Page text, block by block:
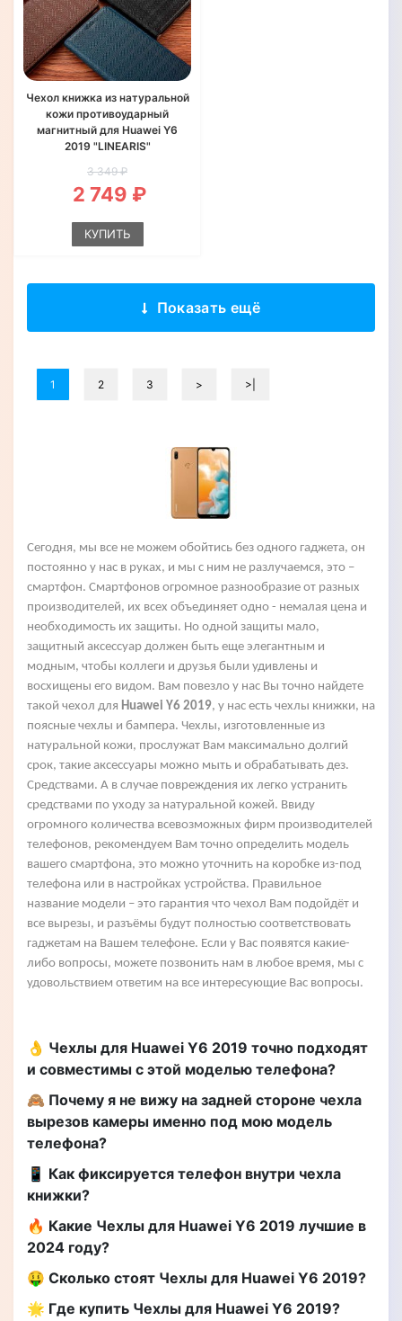
Чехол книжка из натуральной
кожи противоударный
магнитный для Huawei Y6
2019 "LINEARIS"
3 349 ₽
2 749 ₽
КУПИТЬ
Показать ещё
1 2 3 > >|
Сегодня, мы все не можем обойтись без одного гаджета, он
постоянно у нас в руках, и мы с ним не разлучаемся, это –
смартфон. Смартфонов огромное разнообразие от разных
производителей, их всех объединяет одно - немалая цена и
необходимость их защиты. Но одной защиты мало,
защитный аксессуар должен быть еще элегантным и
модным, чтобы коллеги и друзья были удивлены и
восхищены его видом. Вам повезло у нас Вы точно найдете
такой чехол для Huawei Y6 2019, у нас есть чехлы книжки, на
поясные чехлы и бампера. Чехлы, изготовленные из
натуральной кожи, прослужат Вам максимально долгий
срок, такие аксессуары можно мыть и обрабатывать дез.
Средствами. А в случае повреждения их легко устранить
средствами по уходу за натуральной кожей. Ввиду
огромного количества всевозможных фирм производителей
телефонов, рекомендуем Вам точно определить модель
вашего смартфона, это можно уточнить на коробке из-под
телефона или в настройках устройства. Правильное
название модели – это гарантия что чехол Вам подойдёт и
все вырезы, и разъёмы будут полностью соответствовать
гаджетам на Вашем телефоне. Если у Вас появятся какие-
либо вопросы, можете позвонить нам в любое время, мы с
удовольствием ответим на все интересующие Вас вопросы.
👌 Чехлы для Huawei Y6 2019 точно подходят
и совместимы с этой моделью телефона?
🙈 Почему я не вижу на задней стороне чехла
вырезов камеры именно под мою модель
телефона?
📱 Как фиксируется телефон внутри чехла
книжки?
🔥 Какие Чехлы для Huawei Y6 2019 лучшие в
2024 году?
🤑 Сколько стоят Чехлы для Huawei Y6 2019?
🌟 Где купить Чехлы для Huawei Y6 2019?